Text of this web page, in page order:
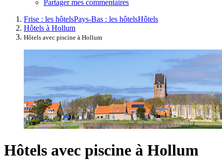
Partager mes commentaires
Frise : les hôtelsPays-Bas : les hôtelsHôtels
Hôtels à Hollum
Hôtels avec piscine à Hollum
Hôtels avec piscine à Hollum